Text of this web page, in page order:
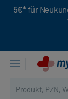
5€* für